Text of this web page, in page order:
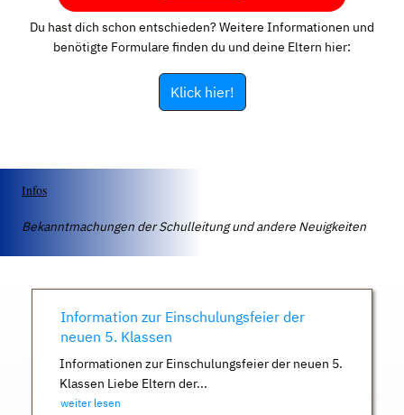
Du hast dich schon entschieden? Weitere Informationen und
benötigte Formulare finden du und deine Eltern hier:
Klick hier!
Infos
Bekanntmachungen der Schulleitung und andere Neuigkeiten
Information zur Einschulungsfeier der
neuen 5. Klassen
Informationen zur Einschulungsfeier der neuen 5.
Klassen Liebe Eltern der...
weiter lesen